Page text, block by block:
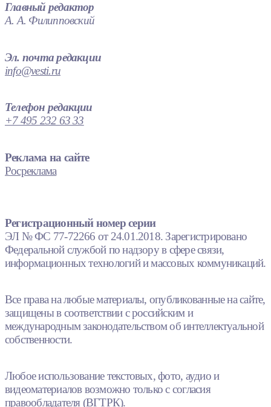
Главный редактор
А. А. Филипповский
Эл. почта редакции
info@vesti.ru
Телефон редакции
+7 495 232 63 33
Реклама на сайте
Росреклама
Регистрационный номер серии
ЭЛ № ФС 77-72266 от 24.01.2018. Зарегистрировано
Федеральной службой по надзору в сфере связи,
информационных технологий и массовых коммуникаций.
Все права на любые материалы, опубликованные на сайте,
защищены в соответствии с российским и
международным законодательством об интеллектуальной
собственности.
Любое использование текстовых, фото, аудио и
видеоматериалов возможно только с согласия
правообладателя (ВГТРК).